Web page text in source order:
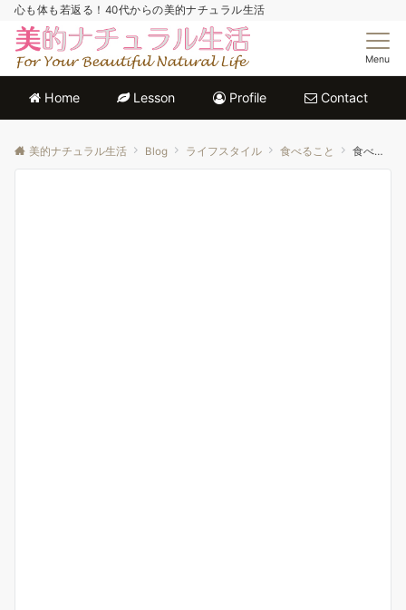
心も体も若返る！40代からの美的ナチュラル生活
Menu
Home Lesson Profile Contact
美的ナチュラル生活 Blog ライフスタイル 食べること 食べなきゃ損！美肌をつくる色野菜の力